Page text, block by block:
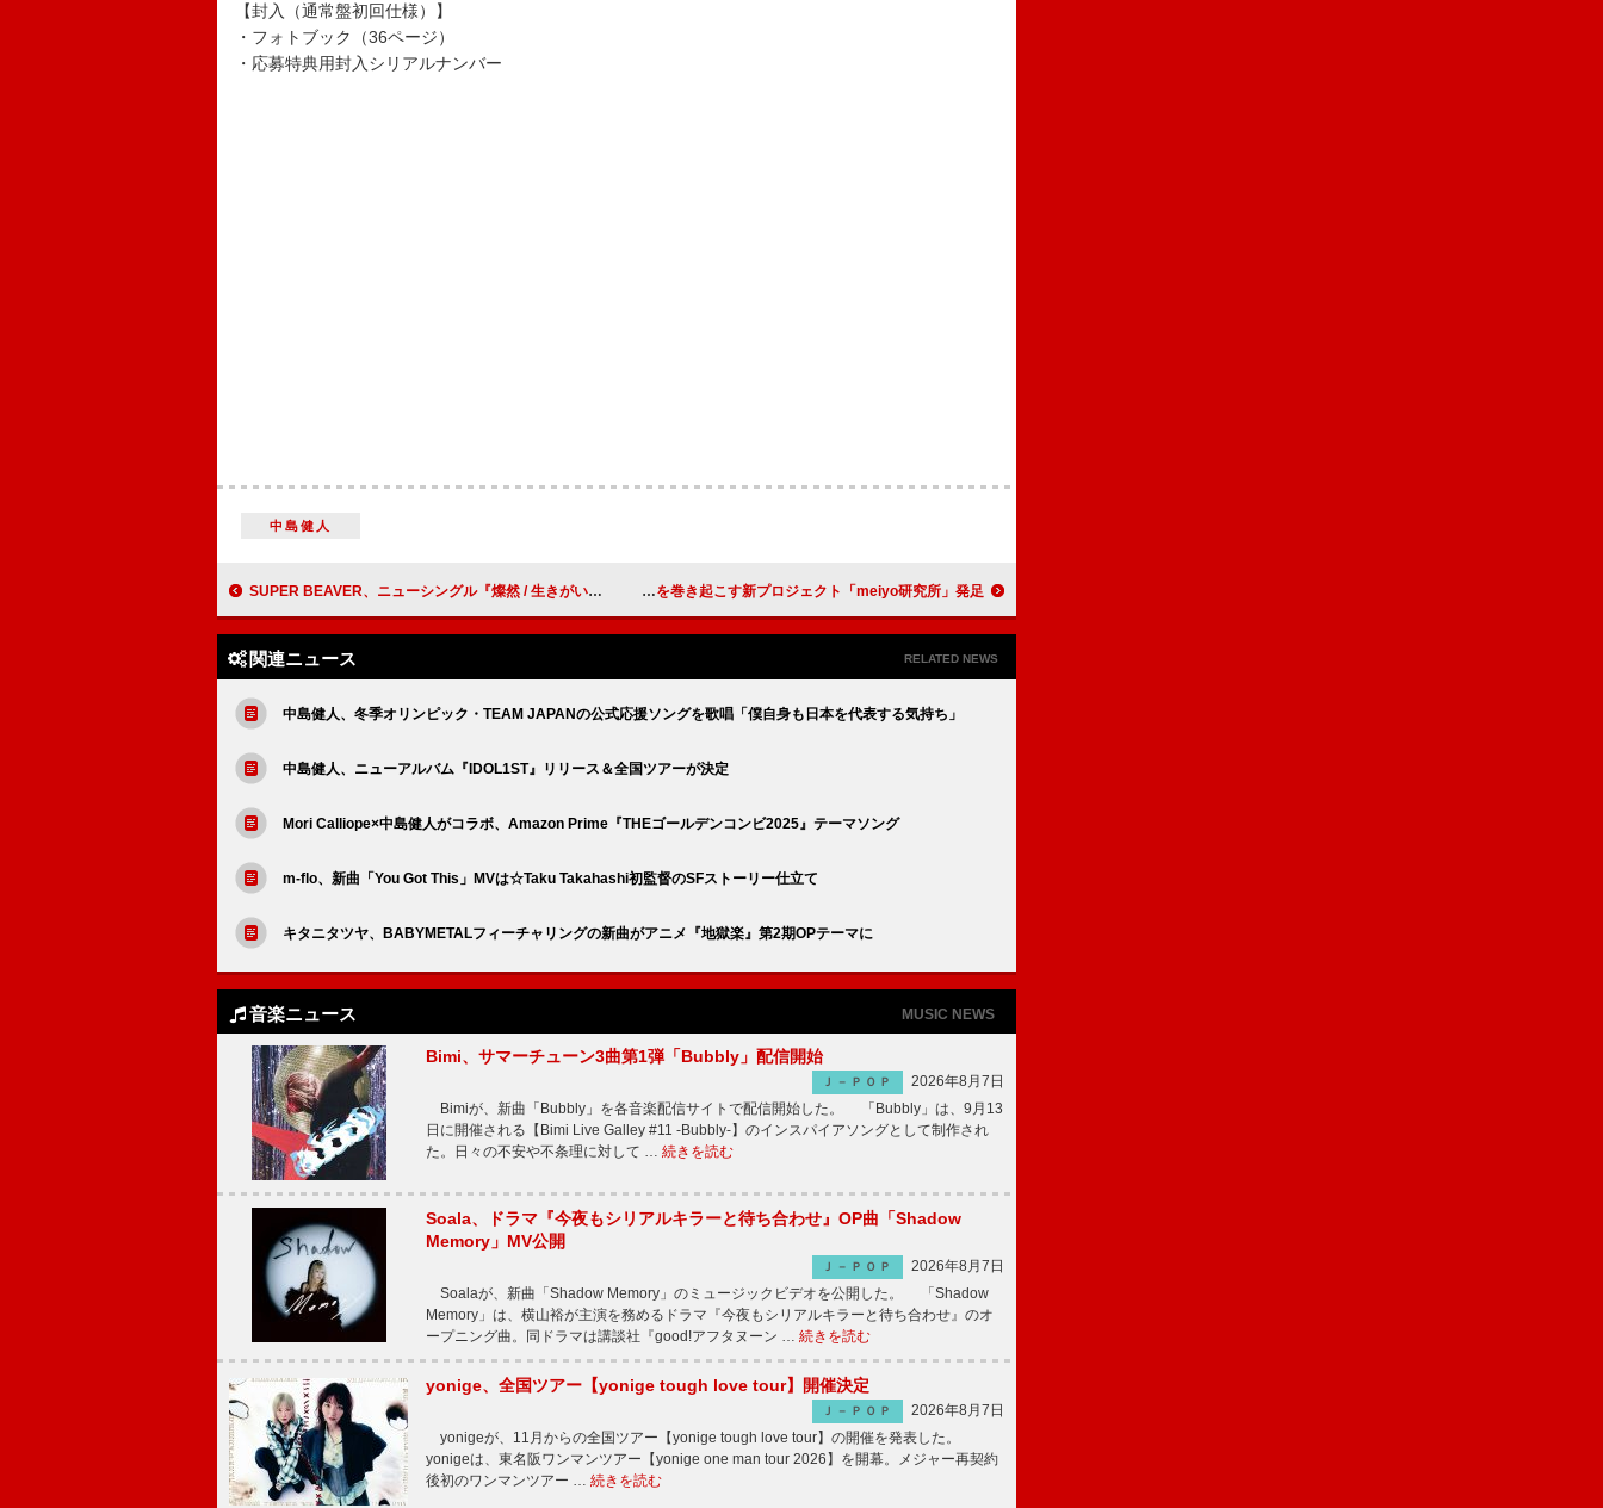
【封入（通常盤初回仕様）】
・フォトブック（36ページ）
・応募特典用封入シリアルナンバー
中島健人
SUPER BEAVER、ニューシングル『燦然 / 生きがい』2月リリース meiyo、アーティストとの化学変化を巻き起こす新プロジェクト「meiyo研究所」発足
関連ニュース RELATED NEWS
中島健人、冬季オリンピック・TEAM JAPANの公式応援ソングを歌唱「僕自身も日本を代表する気持ち」
中島健人、ニューアルバム『IDOL1ST』リリース＆全国ツアーが決定
Mori Calliope×中島健人がコラボ、Amazon Prime『THEゴールデンコンビ2025』テーマソング
m-flo、新曲「You Got This」MVは☆Taku Takahashi初監督のSFストーリー仕立て
キタニタツヤ、BABYMETALフィーチャリングの新曲がアニメ『地獄楽』第2期OPテーマに
音楽ニュース MUSIC NEWS
Bimi、サマーチューン3曲第1弾「Bubbly」配信開始
Ｊ－ＰＯＰ
2026年8月7日
Bimiが、新曲「Bubbly」を各音楽配信サイトで配信開始した。 「Bubbly」は、9月13
日に開催される【Bimi Live Galley #11 -Bubbly-】のインスパイアソングとして制作され
た。日々の不安や不条理に対して … 続きを読む
Soala、ドラマ『今夜もシリアルキラーと待ち合わせ』OP曲「Shadow
Memory」MV公開
Ｊ－ＰＯＰ
2026年8月7日
Soalaが、新曲「Shadow Memory」のミュージックビデオを公開した。 「Shadow
Memory」は、横山裕が主演を務めるドラマ『今夜もシリアルキラーと待ち合わせ』のオ
ープニング曲。同ドラマは講談社『good!アフタヌーン … 続きを読む
yonige、全国ツアー【yonige tough love tour】開催決定
Ｊ－ＰＯＰ
2026年8月7日
yonigeが、11月からの全国ツアー【yonige tough love tour】の開催を発表した。
yonigeは、東名阪ワンマンツアー【yonige one man tour 2026】を開幕。メジャー再契約
後初のワンマンツアー … 続きを読む